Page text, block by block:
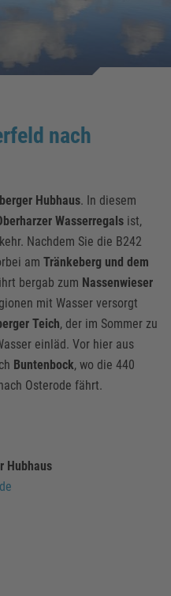
nach
Hubhaus. In diesem
Wasserregals ist,
Nachdem Sie die B242
am Tränkeberg und dem
bergab zum Nassenwieser
mit Wasser versorgt
Teich, der im Sommer zu
einläd. Vor hier aus
Buntenbock, wo die 440
Osterode fährt.
Hubhaus